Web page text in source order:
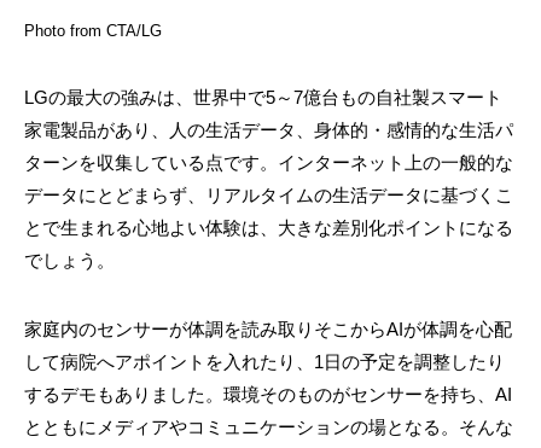
Photo from CTA/LG
LGの最大の強みは、世界中で5～7億台もの自社製スマート
家電製品があり、人の生活データ、身体的・感情的な生活パ
ターンを収集している点です。インターネット上の一般的な
データにとどまらず、リアルタイムの生活データに基づくこ
とで生まれる心地よい体験は、大きな差別化ポイントになる
でしょう。
家庭内のセンサーが体調を読み取りそこからAIが体調を心配
して病院へアポイントを入れたり、1日の予定を調整したり
するデモもありました。環境そのものがセンサーを持ち、AI
とともにメディアやコミュニケーションの場となる。そんな